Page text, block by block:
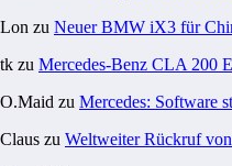
Lon zu Neuer BMW iX3 für
tk zu Mercedes-Benz CLA 200
O.Maid zu Mercedes: Software
Claus zu Weltweiter Rückruf